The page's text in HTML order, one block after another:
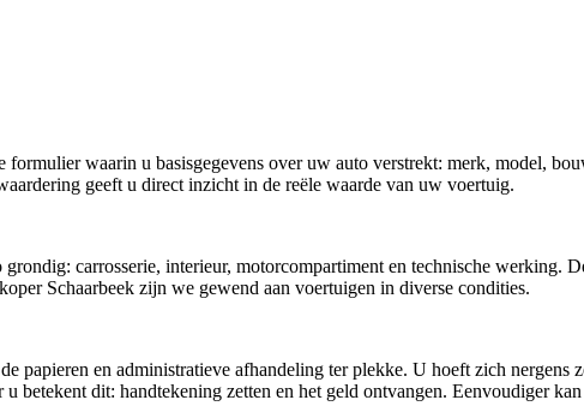
waarin u basisgegevens over uw auto verstrekt: merk, model,
geeft u direct inzicht in de reële waarde van uw voertuig.
carrosserie, interieur, motorcompartiment en technische werking.
Schaarbeek zijn we gewend aan voertuigen in diverse condities.
papieren en administratieve afhandeling ter plekke. U hoeft zich nergens
dit: handtekening zetten en het geld ontvangen. Eenvoudiger